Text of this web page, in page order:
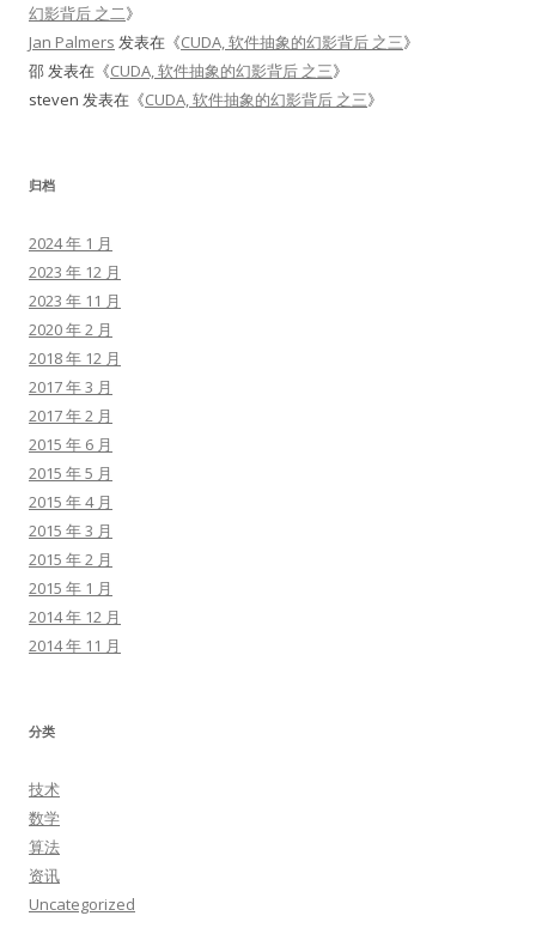
幻影背后 之二》
Jan Palmers 发表在《CUDA, 软件抽象的幻影背后 之三》
邵发表在《CUDA, 软件抽象的幻影背后 之三》
steven 发表在《CUDA, 软件抽象的幻影背后 之三》
归档
2024 年 1 月
2023 年 12 月
2023 年 11 月
2020 年 2 月
2018 年 12 月
2017 年 3 月
2017 年 2 月
2015 年 6 月
2015 年 5 月
2015 年 4 月
2015 年 3 月
2015 年 2 月
2015 年 1 月
2014 年 12 月
2014 年 11 月
分类
技术
数学
算法
资讯
Uncategorized